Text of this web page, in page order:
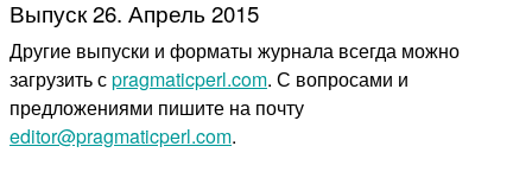
Выпуск 26. Апрель 2015
Другие выпуски и форматы журнала всегда можно
загрузить сpragmaticperl.com. С вопросами и
предложениями пишите на почту
editor@pragmaticperl.com.